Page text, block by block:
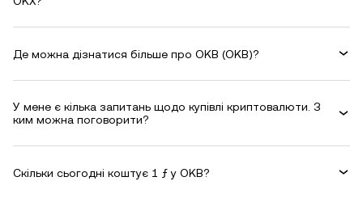
Де можна дізнатися більше про OKB (OKB)?
У мене є кілька запитань щодо купівлі криптовалюти. З
ким можна поговорити?
Скільки сьогодні коштує 1 ƒ у OKB?